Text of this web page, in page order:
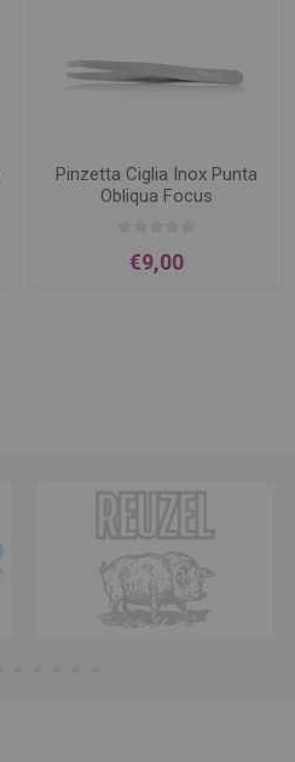
Pinzetta Ciglia Inox Punta
Obliqua Focus
€9,00